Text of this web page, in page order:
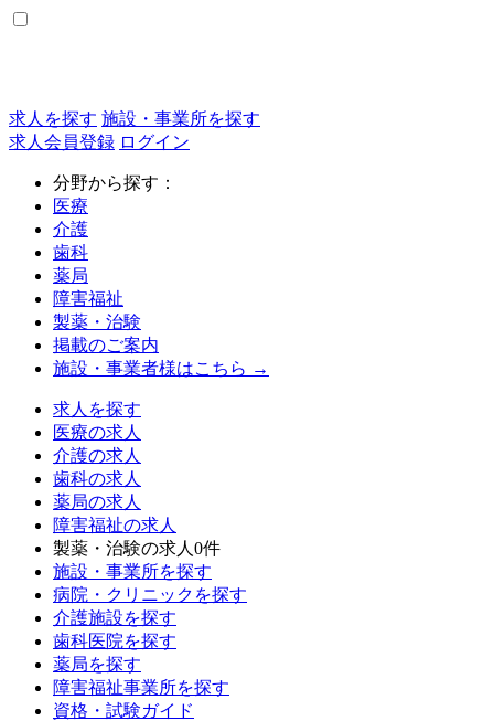
求人を探す 施設・事業所を探す
求人会員登録 ログイン
分野から探す：
医療
介護
歯科
薬局
障害福祉
製薬・治験
掲載のご案内
施設・事業者様はこちら →
求人を探す
医療の求人
介護の求人
歯科の求人
薬局の求人
障害福祉の求人
製薬・治験の求人 0件
施設・事業所を探す
病院・クリニックを探す
介護施設を探す
歯科医院を探す
薬局を探す
障害福祉事業所を探す
資格・試験ガイド